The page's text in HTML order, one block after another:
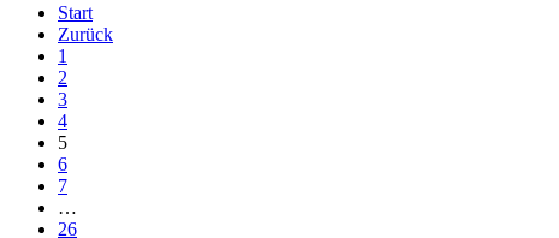
Start
Zurück
1
2
3
4
5
6
7
…
26